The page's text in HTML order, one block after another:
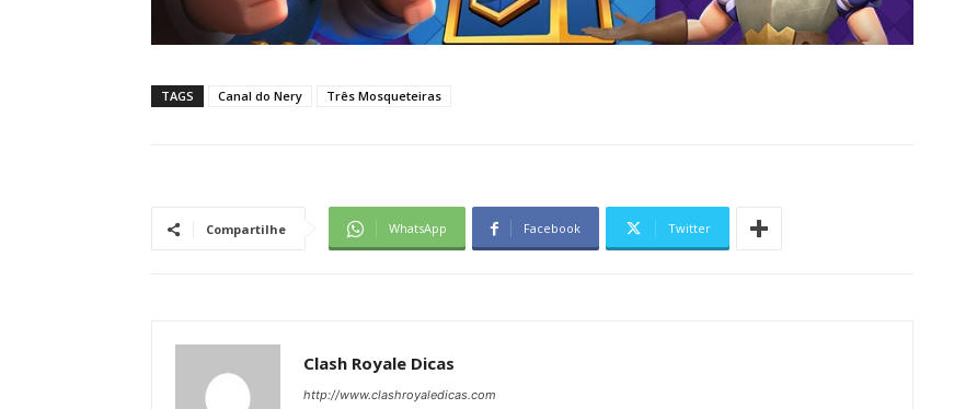
TAGS Canal do Nery Três Mosqueteiras
Compartilhe WhatsApp Facebook Twitter
Clash Royale Dicas
http://www.clashroyaledicas.com